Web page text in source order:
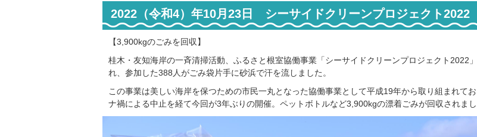
2022（令和4）年10月23日 シーサイドクリーンプロジェクト2022
【3,900kgのごみを回収】
桂木・友知海岸の一斉清掃活動、ふるさと根室協働事業「シーサイドクリーンプロジェクト2022
れ、参加した388人がごみ袋片手に砂浜で汗を流しました。
この事業は美しい海岸を保つための市民一丸となった協働事業として平成19年から取り組まれて
ナ禍による中止を経て今回が3年ぶりの開催。ペットボトルなど3,900kgの漂着ごみが回収されまし